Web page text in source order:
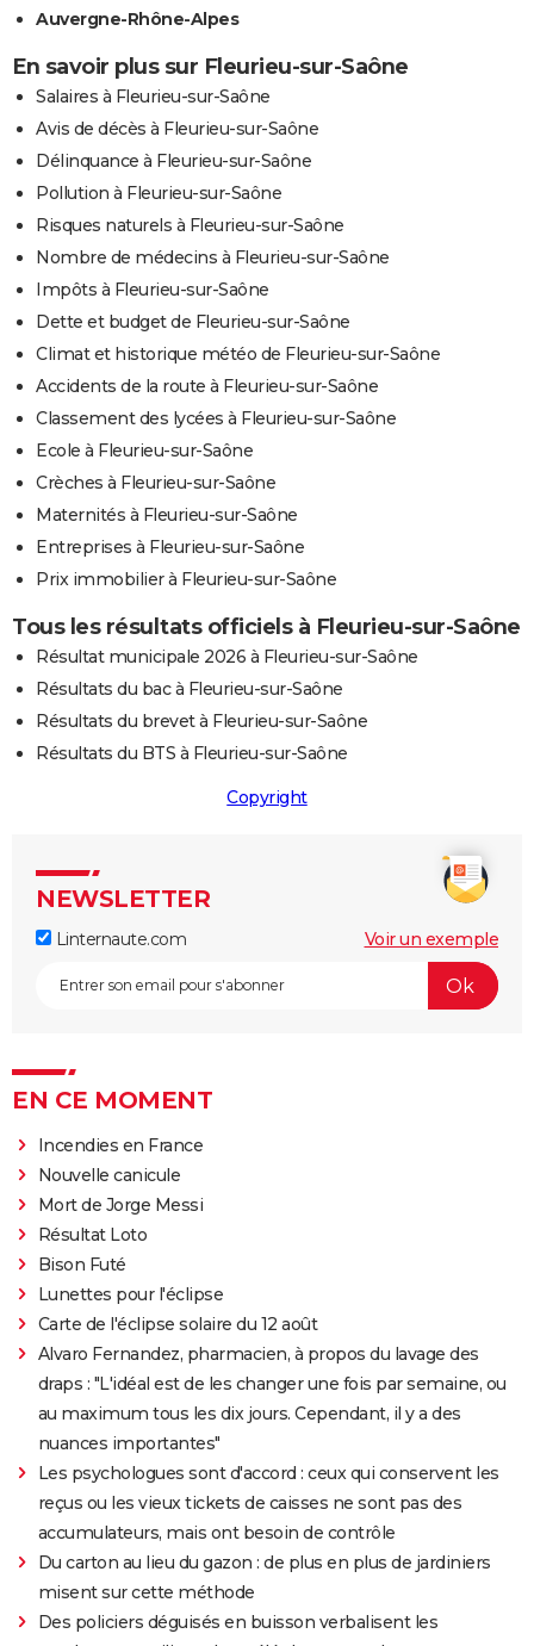
Auvergne-Rhône-Alpes
En savoir plus sur Fleurieu-sur-Saône
Salaires à Fleurieu-sur-Saône
Avis de décès à Fleurieu-sur-Saône
Délinquance à Fleurieu-sur-Saône
Pollution à Fleurieu-sur-Saône
Risques naturels à Fleurieu-sur-Saône
Nombre de médecins à Fleurieu-sur-Saône
Impôts à Fleurieu-sur-Saône
Dette et budget de Fleurieu-sur-Saône
Climat et historique météo de Fleurieu-sur-Saône
Accidents de la route à Fleurieu-sur-Saône
Classement des lycées à Fleurieu-sur-Saône
Ecole à Fleurieu-sur-Saône
Crèches à Fleurieu-sur-Saône
Maternités à Fleurieu-sur-Saône
Entreprises à Fleurieu-sur-Saône
Prix immobilier à Fleurieu-sur-Saône
Tous les résultats officiels à Fleurieu-sur-Saône
Résultat municipale 2026 à Fleurieu-sur-Saône
Résultats du bac à Fleurieu-sur-Saône
Résultats du brevet à Fleurieu-sur-Saône
Résultats du BTS à Fleurieu-sur-Saône
Copyright
NEWSLETTER
Linternaute.com Voir un exemple
EN CE MOMENT
Incendies en France
Nouvelle canicule
Mort de Jorge Messi
Résultat Loto
Bison Futé
Lunettes pour l'éclipse
Carte de l'éclipse solaire du 12 août
Alvaro Fernandez, pharmacien, à propos du lavage des
draps : "L'idéal est de les changer une fois par semaine, ou
au maximum tous les dix jours. Cependant, il y a des
nuances importantes"
Les psychologues sont d'accord : ceux qui conservent les
reçus ou les vieux tickets de caisses ne sont pas des
accumulateurs, mais ont besoin de contrôle
Du carton au lieu du gazon : de plus en plus de jardiniers
misent sur cette méthode
Des policiers déguisés en buisson verbalisent les